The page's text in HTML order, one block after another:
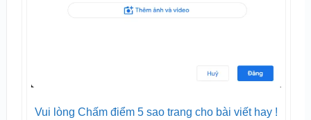
Vui lòng Chấm điểm 5 sao trang cho bài viết hay !